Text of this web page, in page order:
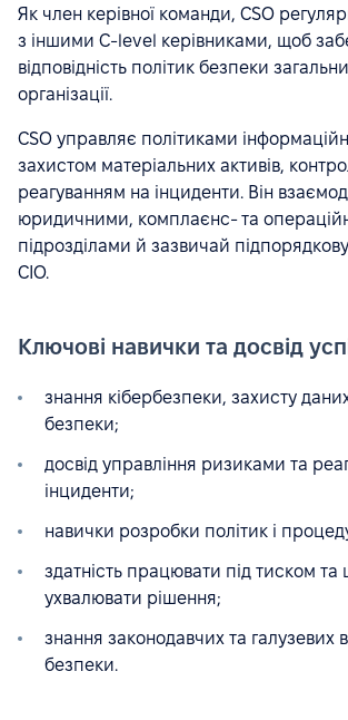
Як член керівної команди, CSO
з іншими C-level керівниками, щоб
відповідність політик безпеки
організації.
CSO управляє політиками
захистом матеріальних активів,
реагуванням на інциденти. Він
юридичними, комплаєнс- та
підрозділами й зазвичай
CIO.
Ключові навички та досвід
знання кібербезпеки, захисту
безпеки;
досвід управління ризиками та
інциденти;
навички розробки політик і
здатність працювати під тиском та
ухвалювати рішення;
знання законодавчих та галузевих
безпеки.